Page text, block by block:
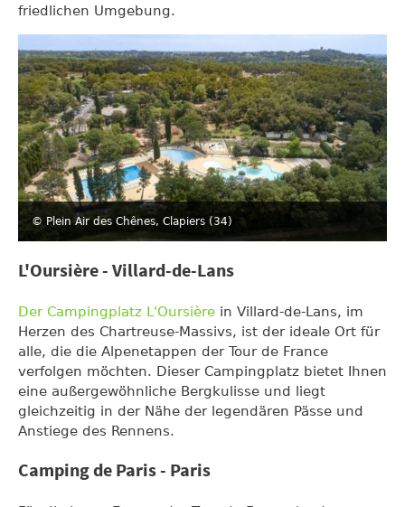
friedlichen Umgebung.
© Plein Air des Chênes, Clapiers (34)
L'Oursière - Villard-de-Lans
Der Campingplatz L'Oursière in Villard-de-Lans, im
Herzen des Chartreuse-Massivs, ist der ideale Ort für
alle, die die Alpenetappen der Tour de France
verfolgen möchten. Dieser Campingplatz bietet Ihnen
eine außergewöhnliche Bergkulisse und liegt
gleichzeitig in der Nähe der legendären Pässe und
Anstiege des Rennens.
Camping de Paris - Paris